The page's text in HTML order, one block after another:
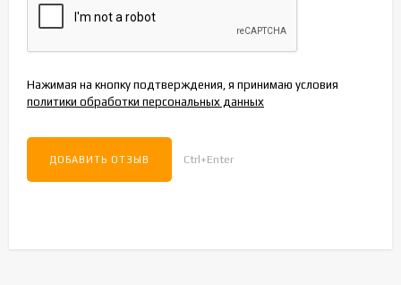
Нажимая на кнопку подтверждения, я принимаю условия
политики обработки персональных данных
Ctrl+Enter